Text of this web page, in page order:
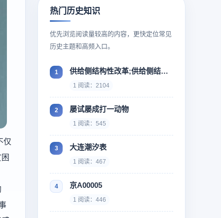
仅
热门历史知识
优先浏览阅读量较高的内容，更快定位常见
历史主题和高频入口。
供给侧结构性改革;供给侧结构性改革什么时候提出来
1 阅读：2104
屡试屡成打一动物
1 阅读：545
大连潮汐表
1 阅读：467
京A00005
1 阅读：446